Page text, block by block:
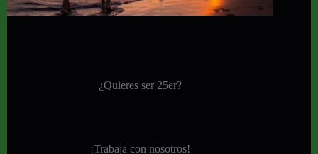
¿Quieres ser 25er?
¡Trabaja con nosotros!